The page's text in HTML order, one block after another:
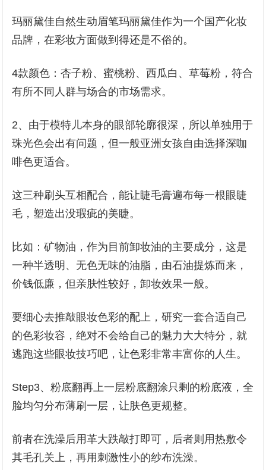
玛丽黛佳自然生动眉笔玛丽黛佳作为一个国产化妆
品牌，在彩妆方面做到得还是不俗的。
4款颜色：杏子粉、蜜桃粉、西瓜白、草莓粉，符合
有所不同人群与场合的市场需求。
2、由于模特儿本身的眼部轮廓很深，所以单独用于
珠光色会出有问题，但一般亚洲女孩自由选择深咖
啡色更适合。
这三种刷头互相配合，能让睫毛膏遍布每一根眼睫
毛，塑造出没瑕疵的美睫。
比如：矿物油，作为目前卸妆油的主要成分，这是
一种半透明、无色无味的油脂，由石油提炼而来，
价钱低廉，但亲肤性较好，卸妆效果一般。
要细心去推敲眼妆色彩的配上，研究一套合适自己
的色彩妆容，绝对不会给自己的魅力大大特分，就
逃跑这些眼妆技巧吧，让色彩非常丰富你的人生。
Step3、粉底翻再上一层粉底翻涂只剩的粉底液，全
脸均匀分布薄刷一层，让肤色更规整。
前者在洗澡后用革大跌敲打即可，后者则用热敷令
其毛孔关上，再用刺激性小的纱布洗澡。